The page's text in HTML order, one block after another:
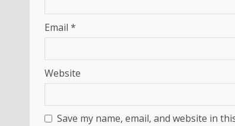
Email *
Website
Save my name, email, and website in